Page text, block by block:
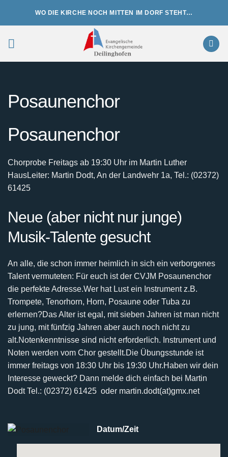
WO DIE KIRCHE NOCH MITTEN IM DORF STEHT…
Posaunenchor
Posaunenchor
Chorprobe Freitags ab 19:30 Uhr im Martin Luther
HausLeiter: Martin Dodt, An der Landwehr 1a, Tel.: (02372)
61425
Neue (aber nicht nur junge)
Musik-Talente gesucht
An alle, die schon immer heimlich in sich ein verborgenes
Talent vermuteten: Für euch ist der CVJM Posaunenchor
die perfekte Adresse.Wer hat Lust ein Instrument z.B.
Trompete, Tenorhorn, Horn, Posaune oder Tuba zu
erlernen?Das Alter ist egal, mit sieben Jahren ist man nicht
zu jung, mit fünfzig Jahren aber auch noch nichtzu
alt.Notenkenntnisse sind nicht erforderlich. Instrument und
Noten werden vom Chor gestellt.Die Übungsstunde ist
immer freitags von 18:30 Uhr bis 19:30 Uhr.Haben wir dein
Interesse geweckt? Dann melde dich einfach bei Martin
Dodt Tel.: (02372) 61425 oder martin.dodt(at)gmx.net
Datum/Zeit